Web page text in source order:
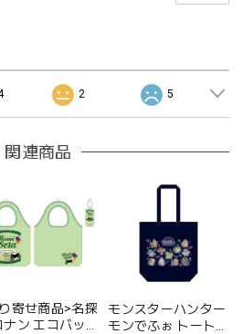
2 5
関連商品
寄せ商品>名探
ナン エコバッグ
モンスターハンター
モンでふぉ トートバ